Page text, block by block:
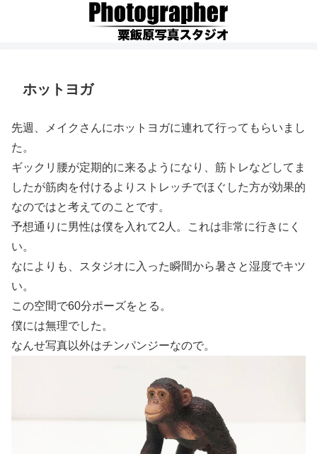
ホットヨガ
先週、メイクさんにホットヨガに連れて行ってもらいまし
た。
ギックリ腰が定期的に来るようになり、筋トレなどしてま
したが筋肉を付けるよりストレッチでほぐした方が効果的
なのではと考えてのことです。
予想通りに男性は僕を入れて2人。これは非常に行きにく
い。
なによりも、スタジオに入った瞬間から暑さと湿度でキツ
い。
この空間で60分ポーズをとる。
僕には無理でした。
なんせ写真以外はチンパンジーなので。